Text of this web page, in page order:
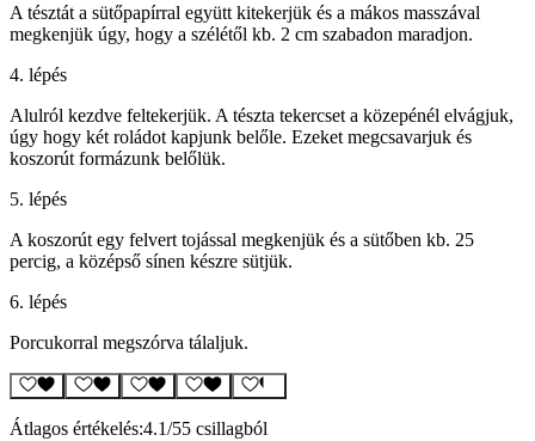
A tésztát a sütőpapírral együtt kitekerjük és a mákos masszával
megkenjük úgy, hogy a szélétől kb. 2 cm szabadon maradjon.
4. lépés
Alulról kezdve feltekerjük. A tészta tekercset a közepénél elvágjuk,
úgy hogy két roládot kapjunk belőle. Ezeket megcsavarjuk és
koszorút formázunk belőlük.
5. lépés
A koszorút egy felvert tojással megkenjük és a sütőben kb. 25
percig, a középső sínen készre sütjük.
6. lépés
Porcukorral megszórva tálaljuk.
Átlagos értékelés:4.1/55 csillagból